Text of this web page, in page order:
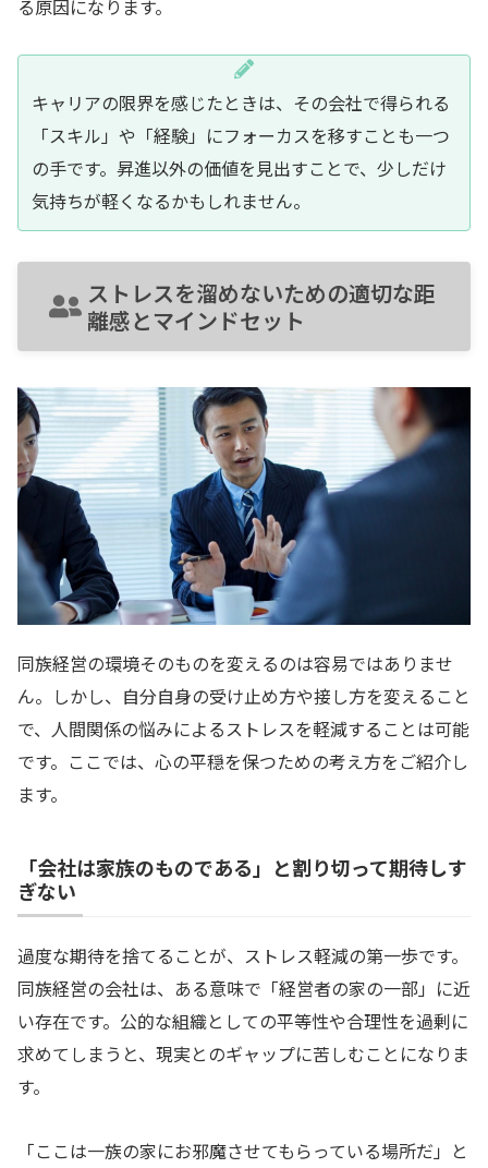
る原因になります。
キャリアの限界を感じたときは、その会社で得られる
「スキル」や「経験」にフォーカスを移すことも一つ
の手です。昇進以外の価値を見出すことで、少しだけ
気持ちが軽くなるかもしれません。
ストレスを溜めないための適切な距
離感とマインドセット
同族経営の環境そのものを変えるのは容易ではありませ
ん。しかし、自分自身の受け止め方や接し方を変えること
で、人間関係の悩みによるストレスを軽減することは可能
です。ここでは、心の平穏を保つための考え方をご紹介し
ます。
「会社は家族のものである」と割り切って期待しす
ぎない
過度な期待を捨てることが、ストレス軽減の第一歩です。
同族経営の会社は、ある意味で「経営者の家の一部」に近
い存在です。公的な組織としての平等性や合理性を過剰に
求めてしまうと、現実とのギャップに苦しむことになりま
す。
「ここは一族の家にお邪魔させてもらっている場所だ」と